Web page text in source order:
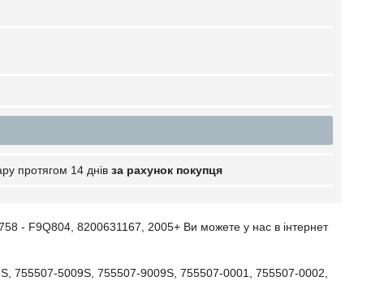
протягом 14 днів за рахунок покупця
- F9Q804, 8200631167, 2005+ Ви можете у нас в інтернет
755507-5009S, 755507-9009S, 755507-0001, 755507-0002,